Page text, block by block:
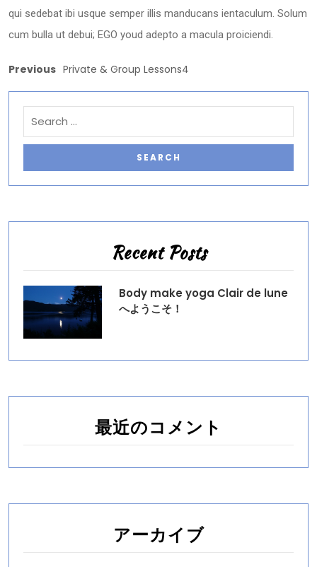
qui sedebat ibi usque semper illis manducans ientaculum. Solum
cum bulla ut debui; EGO youd adepto a macula proiciendi.
Previous Private & Group Lessons4
Recent Posts
Body make yoga Clair de lune
へようこそ！
最近のコメント
アーカイブ